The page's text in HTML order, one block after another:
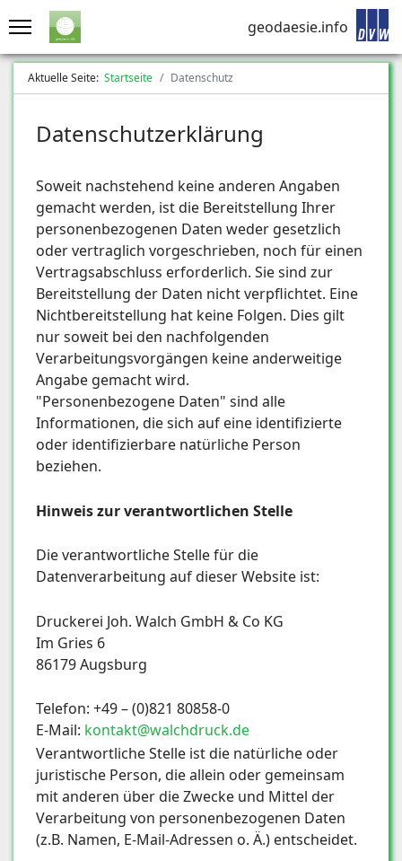
geodaesie.info
Aktuelle Seite: Startseite Datenschutz
Datenschutzerklärung
Soweit nachstehend keine anderen Angaben
gemacht werden, ist die Bereitstellung Ihrer
personenbezogenen Daten weder gesetzlich
oder vertraglich vorgeschrieben, noch für einen
Vertragsabschluss erforderlich. Sie sind zur
Bereitstellung der Daten nicht verpflichtet. Eine
Nichtbereitstellung hat keine Folgen. Dies gilt
nur soweit bei den nachfolgenden
Verarbeitungsvorgängen keine anderweitige
Angabe gemacht wird.
"Personenbezogene Daten" sind alle
Informationen, die sich auf eine identifizierte
oder identifizierbare natürliche Person
beziehen.
Hinweis zur verantwortlichen Stelle
Die verantwortliche Stelle für die
Datenverarbeitung auf dieser Website ist:
Druckerei Joh. Walch GmbH & Co KG
Im Gries 6
86179 Augsburg
Telefon: +49 – (0)821 80858-0
E-Mail: kontakt@walchdruck.de
Verantwortliche Stelle ist die natürliche oder
juristische Person, die allein oder gemeinsam
mit anderen über die Zwecke und Mittel der
Verarbeitung von personenbezogenen Daten
(z.B. Namen, E-Mail-Adressen o. Ä.) entscheidet.